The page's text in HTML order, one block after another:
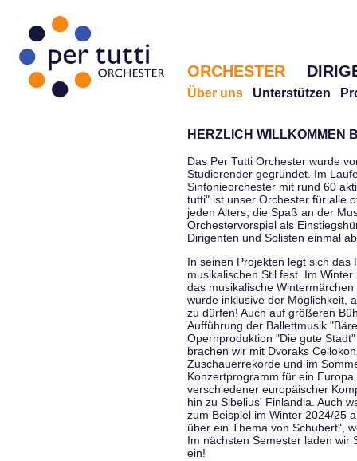
ORCHESTER
Über uns Unterstützen
HERZLICH WILLKOMMEN
Das Per Tutti Orchester wurde
Studierender gegründet. Im
Sinfonieorchester mit rund 60
tutti" ist unser Orchester für alle
jeden Alters, die Spaß an der
Orchestervorspiel als
Dirigenten und Solisten einmal
In seinen Projekten legt sich das
musikalischen Stil fest. Im
das musikalische
wurde inklusive der Möglichkeit,
zu dürfen! Auch auf größeren
Aufführung der Ballettmusik
Opernproduktion "Die gute
brachen wir mit Dvoraks
Zuschauerrekorde und im
Konzertprogramm für ein
verschiedener europäischer
hin zu Sibelius' Finlandia. Auch
zum Beispiel im Winter 2024/25
über ein Thema von Schubert",
Im nächsten Semester laden wir
ein!